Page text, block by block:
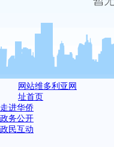
网站维多利亚网
址首页
走进华侨
政务公开
政民互动